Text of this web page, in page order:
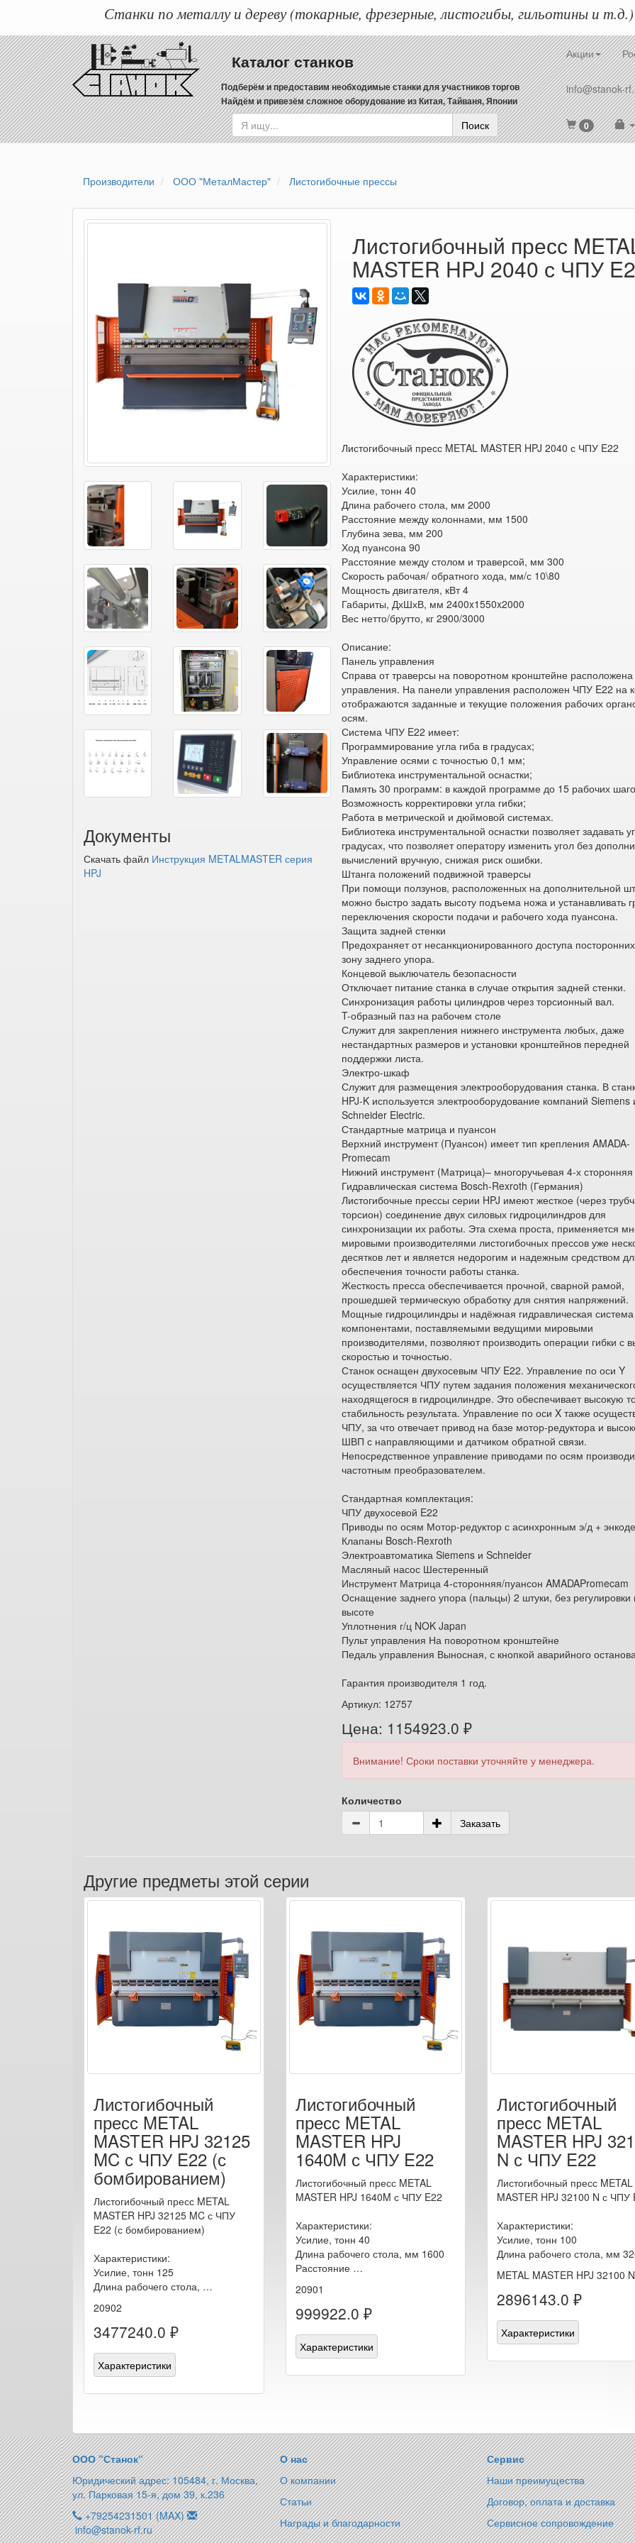
Станки по металлу и дереву (токарные, фрезерные, листогибы, гильотины и т.д.)
Каталог станков
Подберём и предоставим необходимые станки для участников торгов
Найдём и привезём сложное оборудование из Китая, Тайваня, Японии
Поиск
Акции
info@stanok-
0
Производители ООО "МеталМастер" Листогибочные прессы
Документы
Скачать файл Инструкция METALMASTER серия
HPJ
Листогибочный пресс
MASTER HPJ 2040 с ЧПУ
Листогибочный пресс METAL MASTER HPJ 2040 с ЧПУ E22
Характеристики:
Усилие, тонн 40
Длина рабочего стола, мм 2000
Расстояние между колоннами, мм 1500
Глубина зева, мм 200
Ход пуансона 90
Расстояние между столом и траверсой, мм 300
Скорость рабочая/ обратного хода, мм/с 10\80
Мощность двигателя, кВт 4
Габариты, ДхШхВ, мм 2400x1550x2000
Вес нетто/брутто, кг 2900/3000
Описание:
Панель управления
Справа от траверсы на поворотном кронштейне
управления. На панели управления расположен ЧПУ E22 на
отображаются заданные и текущие положения рабочих
осям.
Система ЧПУ E22 имеет:
Программирование угла гиба в градусах;
Управление осями с точностью 0,1 мм;
Библиотека инструментальной оснастки;
Память 30 программ: в каждой программе до 15 рабочих
Возможность корректировки угла гибки;
Работа в метрической и дюймовой системах.
Библиотека инструментальной оснастки позволяет задавать
градусах, что позволяет оператору изменить угол без
вычислений вручную, снижая риск ошибки.
Штанга положений подвижной траверсы
При помощи ползунов, расположенных на дополнительной
можно быстро задать высоту подъема ножа и устанавливать
переключения скорости подачи и рабочего хода пуансона.
Защита задней стенки
Предохраняет от несанкционированного доступа
зону заднего упора.
Концевой выключатель безопасности
Отключает питание станка в случае открытия задней стенки.
Синхронизация работы цилиндров через торсионный вал.
T-образный паз на рабочем столе
Служит для закрепления нижнего инструмента любых, даже
нестандартных размеров и установки кронштейнов передней
поддержки листа.
Электро-шкаф
Служит для размещения электрооборудования станка. В
HPJ-K используется электрооборудование компаний Siemens
Schneider Electric.
Стандартные матрица и пуансон
Верхний инструмент (Пуансон) имеет тип крепления AMADA-
Promecam
Нижний инструмент (Матрица)– многоручьевая 4-х
Гидравлическая система Bosch-Rexroth (Германия)
Листогибочные прессы серии HPJ имеют жесткое (через
торсион) соединение двух силовых гидроцилиндров для
синхронизации их работы. Эта схема проста, применяется
мировыми производителями листогибочных прессов уже
десятков лет и является недорогим и надежным средством
обеспечения точности работы станка.
Жесткость пресса обеспечивается прочной, сварной рамой,
прошедшей термическую обработку для снятия напряжений.
Мощные гидроцилиндры и надёжная гидравлическая
компонентами, поставляемыми ведущими мировыми
производителями, позволяют производить операции гибки с
скоростью и точностью.
Станок оснащен двухосевым ЧПУ E22. Управление по оси Y
осуществляется ЧПУ путем задания положения
находящегося в гидроцилиндре. Это обеспечивает высокую
стабильность результата. Управление по оси X также
ЧПУ, за что отвечает привод на базе мотор-редуктора и
ШВП с направляющими и датчиком обратной связи.
Непосредственное управление приводами по осям
частотным преобразователем.
Стандартная комплектация:
ЧПУ двухосевой E22
Приводы по осям Мотор-редуктор с асинхронным э/д +
Клапаны Bosch-Rexroth
Электроавтоматика Siemens и Schneider
Масляный насос Шестеренный
Инструмент Матрица 4-сторонняя/пуансон AMADAPromecam
Оснащение заднего упора (пальцы) 2 штуки, без регулировки
высоте
Уплотнения г/ц NOK Japan
Пульт управления На поворотном кронштейне
Педаль управления Выносная, с кнопкой аварийного
Гарантия производителя 1 год.
Артикул: 12757
Цена: 1154923.0 ₽
Внимание! Сроки поставки уточняйте у менеджера.
Количество
Заказать
Другие предметы этой серии
Листогибочный
пресс METAL
MASTER HPJ 32125
MC с ЧПУ E22 (с
бомбированием)
Листогибочный пресс METAL
MASTER HPJ 32125 MC с ЧПУ
E22 (с бомбированием)
Характеристики:
Усилие, тонн 125
Длина рабочего стола, …
20902
3477240.0 ₽
Характеристики
Листогибочный
пресс METAL
MASTER HPJ
1640M с ЧПУ E22
Листогибочный пресс METAL
MASTER HPJ 1640M с ЧПУ E22
Характеристики:
Усилие, тонн 40
Длина рабочего стола, мм 1600
Расстояние …
20901
999922.0 ₽
Характеристики
Листогибочный
пресс METAL
MASTER HPJ
N с ЧПУ E22
Листогибочный пресс METAL
MASTER HPJ 32100 N с ЧПУ
Характеристики:
Усилие, тонн 100
Длина рабочего стола, мм
METAL MASTER HPJ 32100 N
2896143.0 ₽
Характеристики
ООО “Станок“
Юридический адрес: 105484, г. Москва,
ул. Парковая 15-я, дом 39, к.236
+79254231501 (MAX)
info@stanok-rf.ru
О нас
О компании
Статьи
Награды и благодарности
Сервис
Наши преимущества
Договор, оплата и доставка
Сервисное сопровождение